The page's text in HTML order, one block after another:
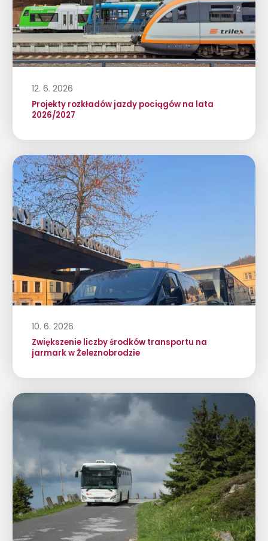
12. 6. 2026
Projekty rozkładów jazdy pociągów na lata
2026/2027
10. 6. 2026
Zwiększenie liczby środków transportu na
jarmark w Železnobrodzie